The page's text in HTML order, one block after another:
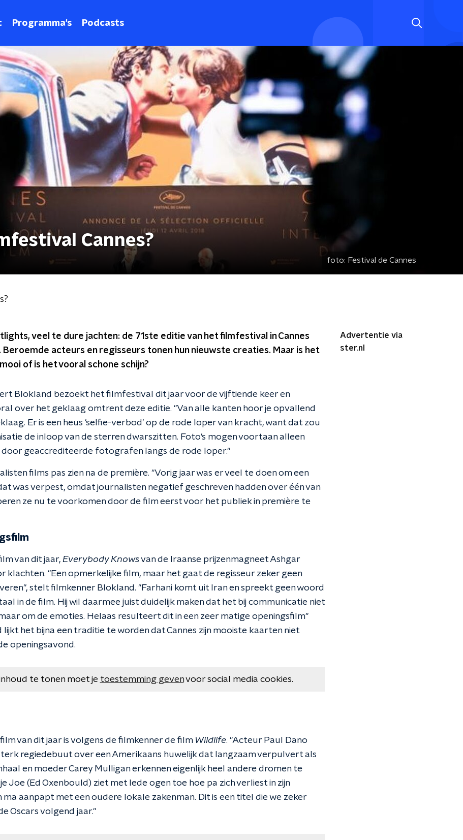
Programma's Podcasts
Cannes?
foto: Festival de Cannes
veel te dure jachten: de 71ste editie van het filmfestival in Cannes
acteurs en regisseurs tonen hun nieuwste creaties. Maar is het
of is het vooral schone schijn?
Blokland bezoekt het filmfestival dit jaar voor de vijftiende keer en
over het geklaag omtrent deze editie. "Van alle kanten hoor je opvallend
Er is een heus 'selfie-verbod' op de rode loper van kracht, want dat zou
de inloop van de sterren dwarszitten. Foto's mogen voortaan alleen
geaccrediteerde fotografen langs de rode loper."
films pas zien na de première. "Vorig jaar was er veel te doen om een
was verpest, omdat journalisten negatief geschreven hadden over één van
ze nu te voorkomen door de film eerst voor het publiek in première te
van dit jaar, Everybody Knowsvan de Iraanse prijzenmagneet Ashgar
klachten. "Een opmerkelijke film, maar het gaat de regisseur zeker geen
stelt filmkenner Blokland. "Farhani komt uit Iran en spreekt geen woord
in de film. Hij wil daarmee juist duidelijk maken dat het bij communicatie niet
om de emoties. Helaas resulteert dit in een zeer matige openingsfilm"
het bijna een traditie te worden dat Cannes zijn mooiste kaarten niet
openingsavond.
te tonen moet je toestemming gevenvoor social media cookies.
van dit jaar is volgens de filmkenner de film Wildlife. "Acteur Paul Dano
regiedebuut over een Amerikaans huwelijk dat langzaam verpulvert als
en moeder Carey Mulligan erkennen eigenlijk heel andere dromen te
Joe (Ed Oxenbould) ziet met lede ogen toe hoe pa zich verliest in zijn
ma aanpapt met een oudere lokale zakenman. Dit is een titel die we zeker
Oscars volgend jaar."
Advertentie via
ster.nl